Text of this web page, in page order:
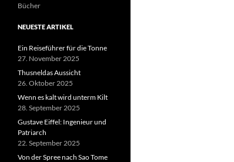
Bücher
NEUESTE ARTIKEL
Ein Reiseführer für die Tonne
27. November 2025
Thusneldas Aussicht
26. Oktober 2025
Wenn es kalt wird unterm Kilt
28. September 2025
Gustave Eiffel: Ingenieur und
Patriarch
22. September 2025
Von der Spree nach Sao Tome